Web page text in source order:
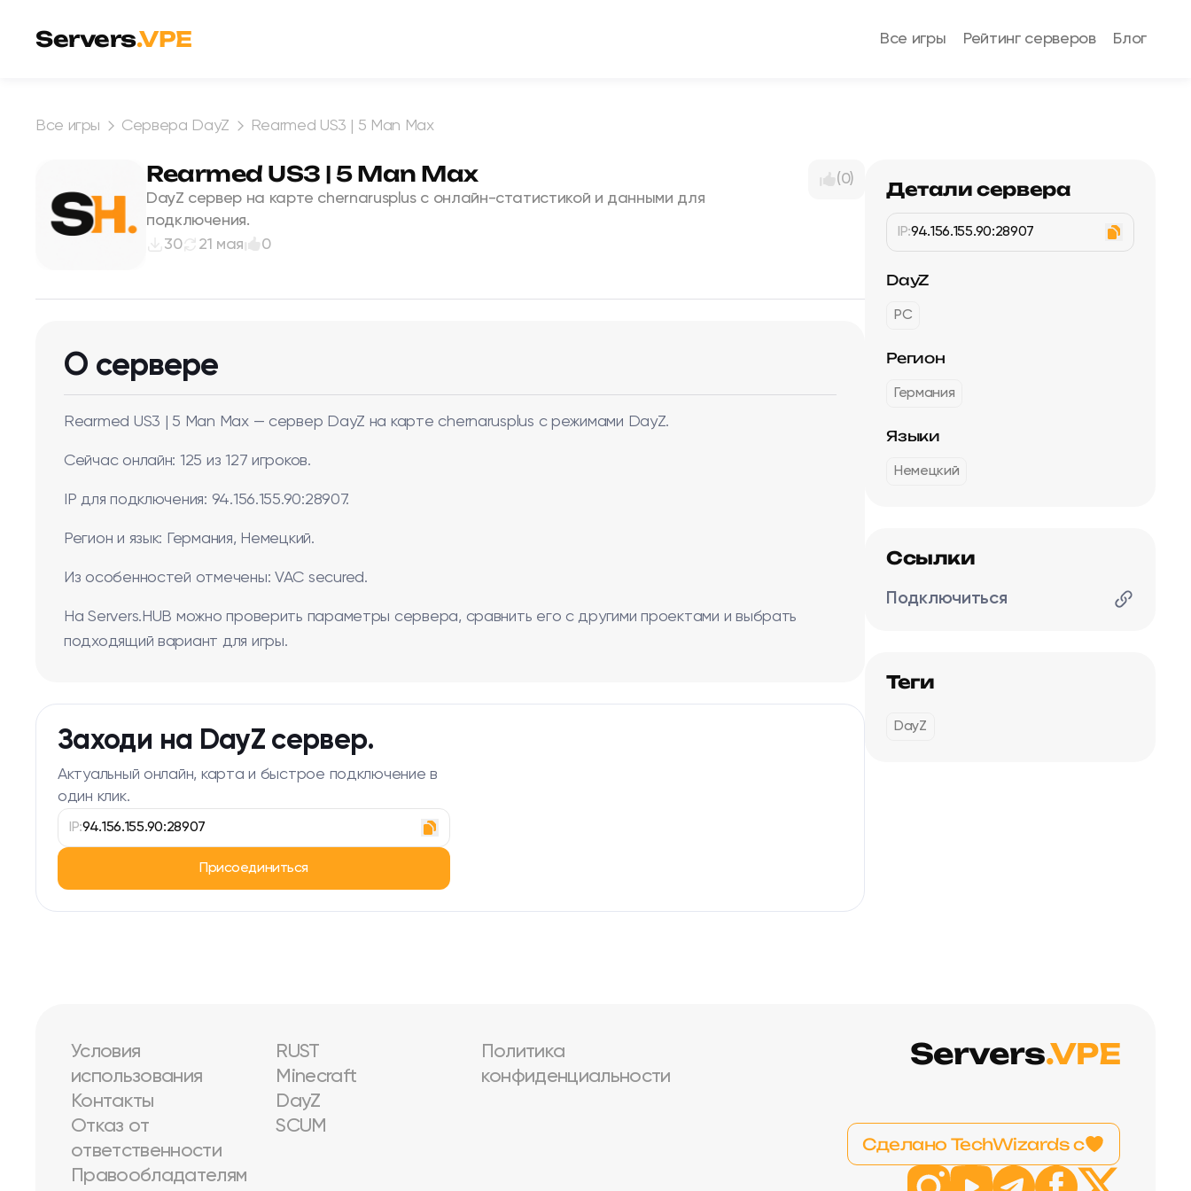
Servers.VPE Все игры Рейтинг серверов Блог
Все игры Сервера DayZ Rearmed US3 | 5 Man Max
Rearmed US3 | 5 Man Max
DayZ сервер на карте chernarusplus с онлайн-статистикой и данными для
подключения.
30
21 мая 0
(0)
О сервере
Rearmed US3 | 5 Man Max — сервер DayZ на карте chernarusplus с режимами DayZ.
Сейчас онлайн: 125 из 127 игроков.
IP для подключения: 94.156.155.90:28907.
Регион и язык: Германия, Немецкий.
Из особенностей отмечены: VAC secured.
На Servers.HUB можно проверить параметры сервера, сравнить его с другими проектами и выбрать
подходящий вариант для игры.
Заходи на DayZ сервер.
Актуальный онлайн, карта и быстрое подключение в
один клик.
IP:94.156.155.90:28907
Присоединиться
Детали сервера
IP:94.156.155.90:28907
DayZ
PC
Регион
Германия
Языки
Немецкий
Ссылки
Подключиться
Теги
DayZ
Условия
использования
Контакты
Отказ от
ответственности
Правообладателям
RUST
Minecraft
DayZ
SCUM
Политика
конфиденциальности
Servers.VPE
Сделано TechWizards с